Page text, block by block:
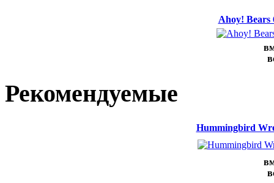
Ahoy!
Рекомендуемые
Hummingbird